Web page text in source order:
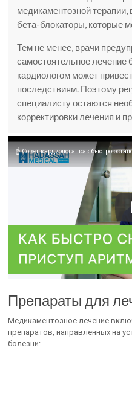
медикаментозной
бета-блокаторы, которые
Тем не менее, врачи
самостоятельное лечение
кардиологом может
последствиям. Поэтому
специалисту остаются
корректировки лечения и
Препараты для
Медикаментозное лечение
препаратов, направленных на
болезни: